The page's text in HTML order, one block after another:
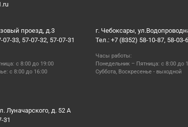
проезд, д.3
07-33, 57-07-32, 57-07-31
с 8:00 до 19:00
с 8:00 до 16:00
г. Чебоксары,
Тел.: +7 (8352) 58-10-87, 58-03-
Часы работы:
Понедельник – Пятница: с 8:00 до
Суббота, Воскресенье - выходной
Луначарского, д. 52 А
31